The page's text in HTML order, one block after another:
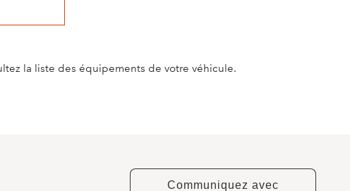
la liste des équipements de votre véhicule.